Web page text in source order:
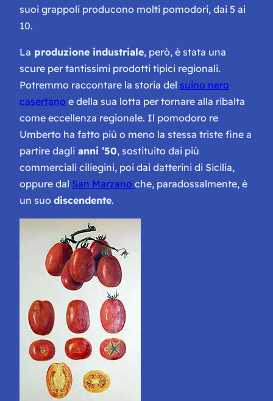
suoi grappoli producono molti pomodori, dai 5 ai
10.
La produzione industriale, però, è stata una
scure per tantissimi prodotti tipici regionali.
Potremmo raccontare la storia del suino nero
casertano e della sua lotta per tornare alla ribalta
come eccellenza regionale. Il pomodoro re
Umberto ha fatto più o meno la stessa triste fine a
partire dagli anni ’50, sostituito dai più
commerciali ciliegini, poi dai datterini di Sicilia,
oppure dal San Marzano che, paradossalmente, è
un suo discendente.